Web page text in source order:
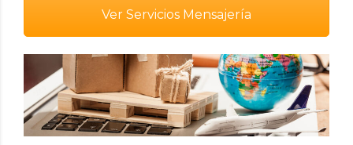
Ver Servicios Mensajería